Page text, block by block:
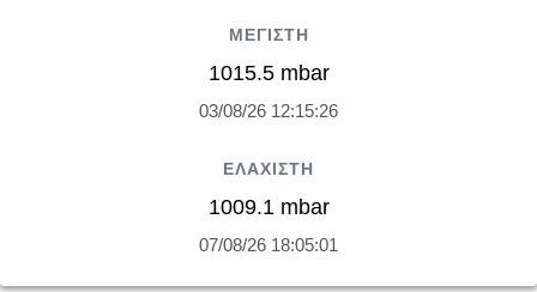
ΜΕΓΙΣΤΗ
1015.5 mbar
03/08/26 12:15:26
ΕΛΑΧΙΣΤΗ
1009.1 mbar
07/08/26 18:05:01